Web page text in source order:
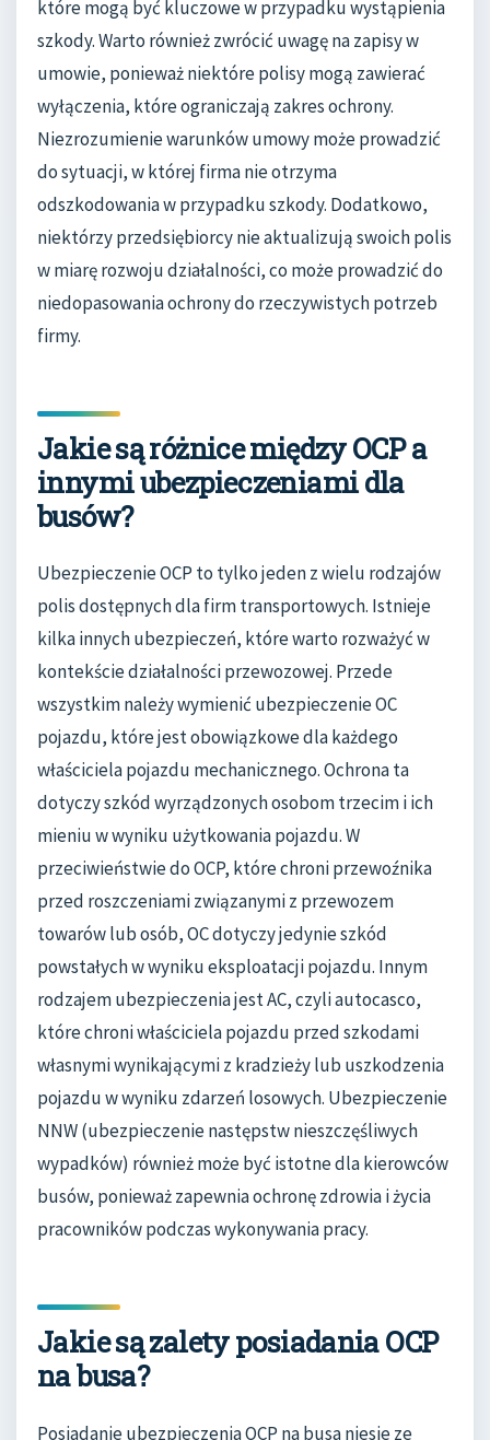
które mogą być kluczowe w przypadku wystąpienia
szkody. Warto również zwrócić uwagę na zapisy w
umowie, ponieważ niektóre polisy mogą zawierać
wyłączenia, które ograniczają zakres ochrony.
Niezrozumienie warunków umowy może prowadzić
do sytuacji, w której firma nie otrzyma
odszkodowania w przypadku szkody. Dodatkowo,
niektórzy przedsiębiorcy nie aktualizują swoich polis
w miarę rozwoju działalności, co może prowadzić do
niedopasowania ochrony do rzeczywistych potrzeb
firmy.
Jakie są różnice między OCP a
innymi ubezpieczeniami dla
busów?
Ubezpieczenie OCP to tylko jeden z wielu rodzajów
polis dostępnych dla firm transportowych. Istnieje
kilka innych ubezpieczeń, które warto rozważyć w
kontekście działalności przewozowej. Przede
wszystkim należy wymienić ubezpieczenie OC
pojazdu, które jest obowiązkowe dla każdego
właściciela pojazdu mechanicznego. Ochrona ta
dotyczy szkód wyrządzonych osobom trzecim i ich
mieniu w wyniku użytkowania pojazdu. W
przeciwieństwie do OCP, które chroni przewoźnika
przed roszczeniami związanymi z przewozem
towarów lub osób, OC dotyczy jedynie szkód
powstałych w wyniku eksploatacji pojazdu. Innym
rodzajem ubezpieczenia jest AC, czyli autocasco,
które chroni właściciela pojazdu przed szkodami
własnymi wynikającymi z kradzieży lub uszkodzenia
pojazdu w wyniku zdarzeń losowych. Ubezpieczenie
NNW (ubezpieczenie następstw nieszczęśliwych
wypadków) również może być istotne dla kierowców
busów, ponieważ zapewnia ochronę zdrowia i życia
pracowników podczas wykonywania pracy.
Jakie są zalety posiadania OCP
na busa?
Posiadanie ubezpieczenia OCP na busa niesie ze